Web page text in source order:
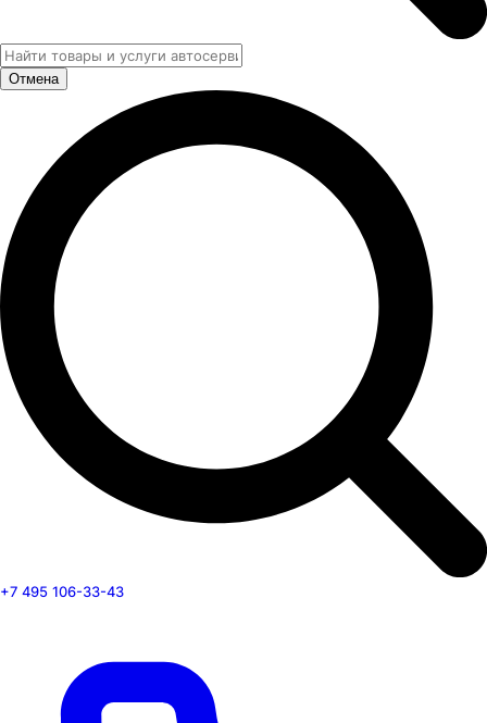
Отмена
+7 495 106-33-43